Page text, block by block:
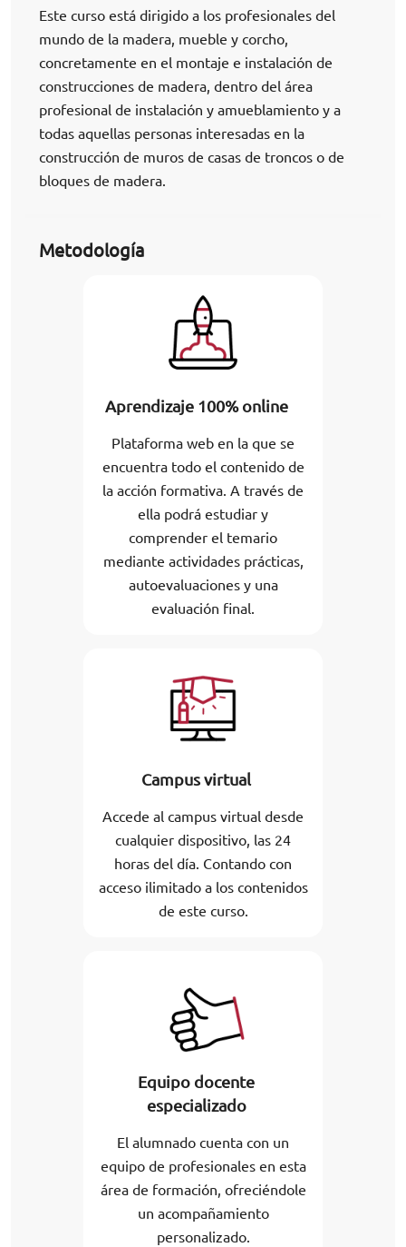
Este curso está dirigido a los profesionales del
mundo de la madera, mueble y corcho,
concretamente en el montaje e instalación de
construcciones de madera, dentro del área
profesional de instalación y amueblamiento y a
todas aquellas personas interesadas en la
construcción de muros de casas de troncos o de
bloques de madera.
Metodología
Aprendizaje 100% online
Plataforma web en la que se
encuentra todo el contenido de
la acción formativa. A través de
ella podrá estudiar y
comprender el temario
mediante actividades prácticas,
autoevaluaciones y una
evaluación final.
Campus virtual
Accede al campus virtual desde
cualquier dispositivo, las 24
horas del día. Contando con
acceso ilimitado a los contenidos
de este curso.
Equipo docente
especializado
El alumnado cuenta con un
equipo de profesionales en esta
área de formación, ofreciéndole
un acompañamiento
personalizado.